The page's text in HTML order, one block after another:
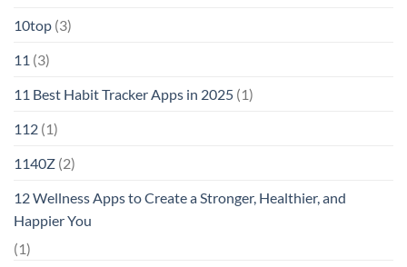
10top (3)
11 (3)
11 Best Habit Tracker Apps in 2025 (1)
112 (1)
1140Z (2)
12 Wellness Apps to Create a Stronger, Healthier, and
Happier You
(1)